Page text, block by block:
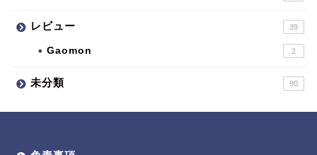
レビュー 39
Gaomon 2
未分類 90